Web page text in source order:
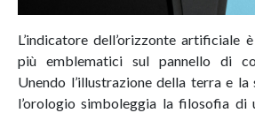
L’indicatore dell’orizzonte artificiale
più emblematici sul pannello di
Unendo l’illustrazione della terra e la
l’orologio simboleggia la filosofia di